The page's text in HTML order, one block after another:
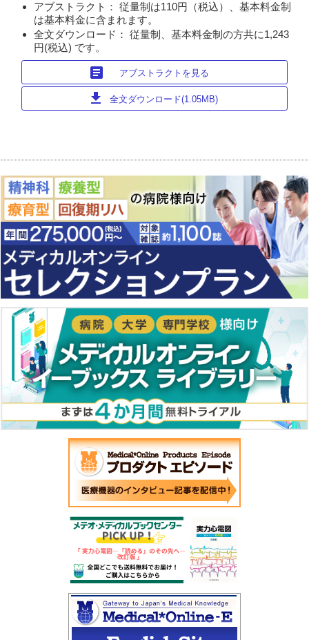
アブストラクト： 従量制は110円（税込）、基本料金制
は基本料金に含まれます。
全文ダウンロード： 従量制、基本料金制の方共に1,243
円(税込) です。
article アブストラクトを見る
download 全文ダウンロード(1.05MB)